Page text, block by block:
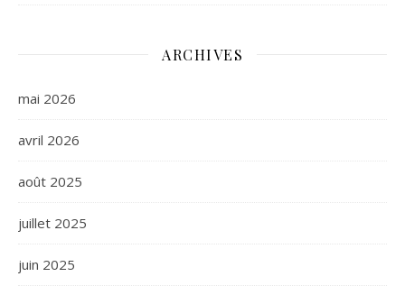
ARCHIVES
mai 2026
avril 2026
août 2025
juillet 2025
juin 2025